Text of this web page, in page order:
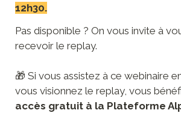
12h30.
Pas disponible ? On vous invite à
recevoir le replay.
🎁 Si vous assistez à ce webinaire
vous visionnez le replay, vous
accès gratuit à la Plateforme